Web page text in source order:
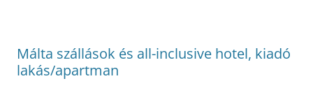
Málta szállások és all-inclusive hotel, kiadó
lakás/apartman